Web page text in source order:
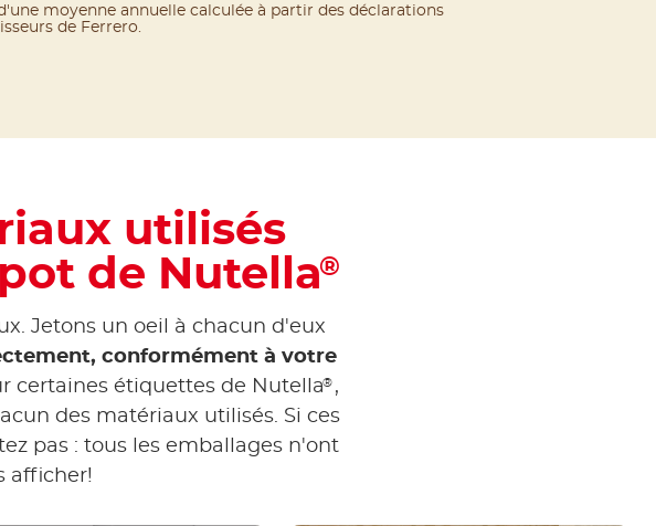
moyenne annuelle calculée à partir des déclarations
de Ferrero.
utilisés
de Nutella®
Jetons un oeil à chacun d'eux
conformément à votre
certaines étiquettes de Nutella® ,
des matériaux utilisés. Si ces
pas : tous les emballages n'ont
afficher!